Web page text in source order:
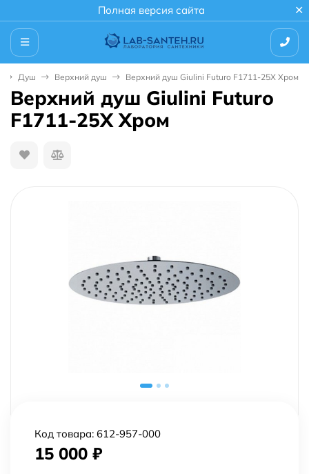
Полная версия сайта
Душ Верхний душ Верхний душ Giulini Futuro F1711-25X Хром
Верхний душ Giulini Futuro
F1711-25X Хром
Код товара: 612-957-000
15 000 ₽